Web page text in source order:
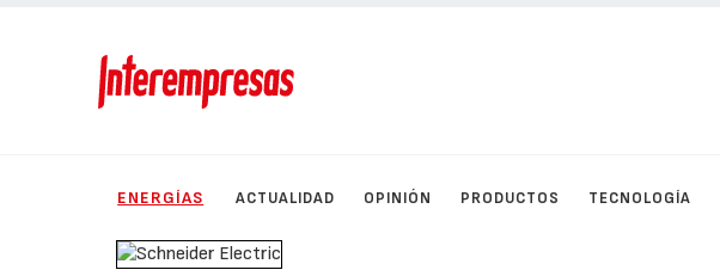
ENERGÍAS ACTUALIDAD OPINIÓN PRODUCTOS TECNOLOGÍA